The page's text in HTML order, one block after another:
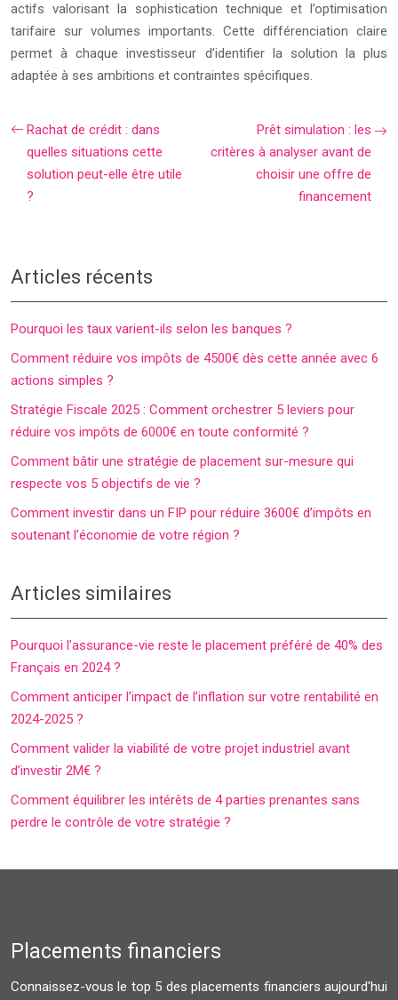
actifs valorisant la sophistication technique et l’optimisation
tarifaire sur volumes importants. Cette différenciation claire
permet à chaque investisseur d’identifier la solution la plus
adaptée à ses ambitions et contraintes spécifiques.
Rachat de crédit : dans
quelles situations cette
solution peut-elle être utile
?
Prêt simulation : les
critères à analyser avant de
choisir une offre de
financement
Articles récents
Pourquoi les taux varient-ils selon les banques ?
Comment réduire vos impôts de 4500€ dès cette année avec 6
actions simples ?
Stratégie Fiscale 2025 : Comment orchestrer 5 leviers pour
réduire vos impôts de 6000€ en toute conformité ?
Comment bâtir une stratégie de placement sur-mesure qui
respecte vos 5 objectifs de vie ?
Comment investir dans un FIP pour réduire 3600€ d’impôts en
soutenant l’économie de votre région ?
Articles similaires
Pourquoi l’assurance-vie reste le placement préféré de 40% des
Français en 2024 ?
Comment anticiper l’impact de l’inflation sur votre rentabilité en
2024-2025 ?
Comment valider la viabilité de votre projet industriel avant
d’investir 2M€ ?
Comment équilibrer les intérêts de 4 parties prenantes sans
perdre le contrôle de votre stratégie ?
Placements financiers
Connaissez-vous le top 5 des placements financiers aujourd'hui